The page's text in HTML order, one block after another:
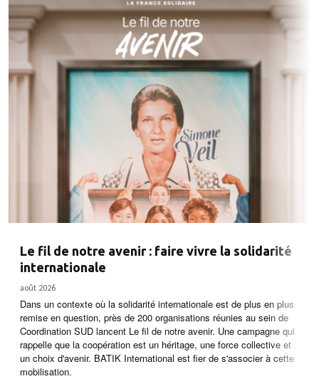
Le fil de notre avenir : faire vivre la solidarité
internationale
août 2026
Dans un contexte où la solidarité internationale est de plus en plus
remise en question, près de 200 organisations réunies au sein de
Coordination SUD lancent Le fil de notre avenir. Une campagne qui
rappelle que la coopération est un héritage, une force collective et
un choix d'avenir. BATIK International est fier de s'associer à cette
mobilisation.